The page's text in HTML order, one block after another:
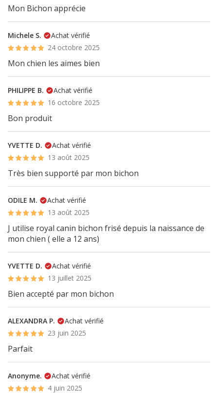
Mon Bichon apprécie
Michele S.
Achat vérifié
24 octobre 2025
Mon chien les aimes bien
PHILIPPE B.
Achat vérifié
16 octobre 2025
Bon produit
YVETTE D.
Achat vérifié
13 août 2025
Très bien supporté par mon bichon
ODILE M.
Achat vérifié
13 août 2025
J utilise royal canin bichon frisé depuis la naissance de
mon chien ( elle a 12 ans)
YVETTE D.
Achat vérifié
13 juillet 2025
Bien accepté par mon bichon
ALEXANDRA P.
Achat vérifié
23 juin 2025
Parfait
Anonyme.
Achat vérifié
4 juin 2025